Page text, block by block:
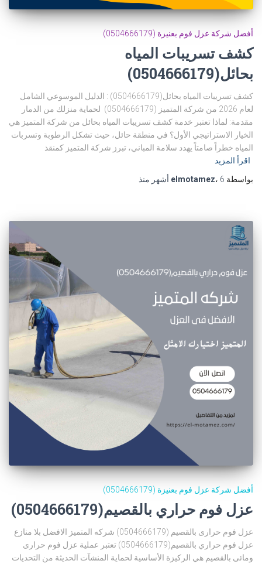
أفضل شركة عزل فوم بعنيزة (0504666179)
كشف تسريبات المياه
بحائل(0504666179)
كشف تسريبات المياه بحائل(0504666179) : الدليل الموسوعي الشامل
لعام 2026 من شركة المتميز (0504666179) لحماية منزلك من الدمار
مقدمة: لماذا تعتبر خدمة كشف تسريبات المياه بحائل من شركة المتميز هي
الخيار الاستراتيجي الأول؟ في منطقة حائل، حيث تشكل الرطوبة وتسربات
المياه خطراً صامتاً يهدد سلامة المباني، تبرز شركة المتميز كمنقذ
اقرأ المزيد
بواسطة
elmotamez، 6 أشهر منذ
أفضل شركة عزل فوم بعنيزة (0504666179)
عزل فوم حراري بالقصيم(0504666179)
عزل فوم حرارى بالقصيم (0504666179) شركه المتميز الافضل بلا منازع
عزل فوم حراري بالقصيم(0504666179) تعتبر عملية عزل فوم حرارى
ومائى بالقصيم هي الركيزة الأساسية لحماية المنشآت الحديثة من التحديات